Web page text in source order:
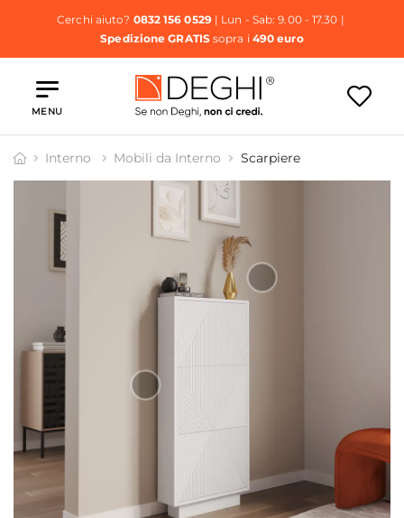
Cerchi aiuto? 0832 156 0529| Lun - Sab: 9.00 - 17.30 |
Spedizione GRATISsopra i 490 euro
MENU
Interno Mobili da Interno Scarpiere